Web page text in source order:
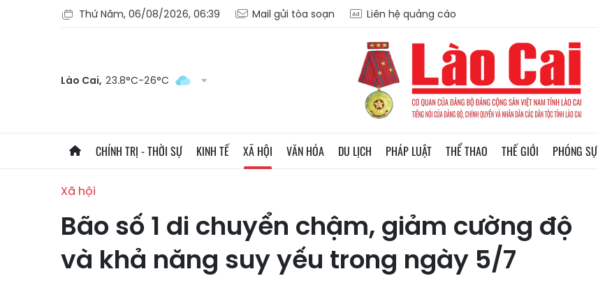
Thứ Năm, 06/08/2026, 06:39 Mail gửi tòa soạn Liên hệ quảng cáo
Lào Cai, 23.8°C-26°C
CHÍNH TRỊ - THỜI SỰ KINH TẾ XÃ HỘI VĂN HÓA DU LỊCH PHÁP LUẬT THỂ THAO THẾ GIỚI PHÓNG SỰ
Xã hội
Bão số 1 di chuyển chậm, giảm cường độ
và khả năng suy yếu trong ngày 5/7